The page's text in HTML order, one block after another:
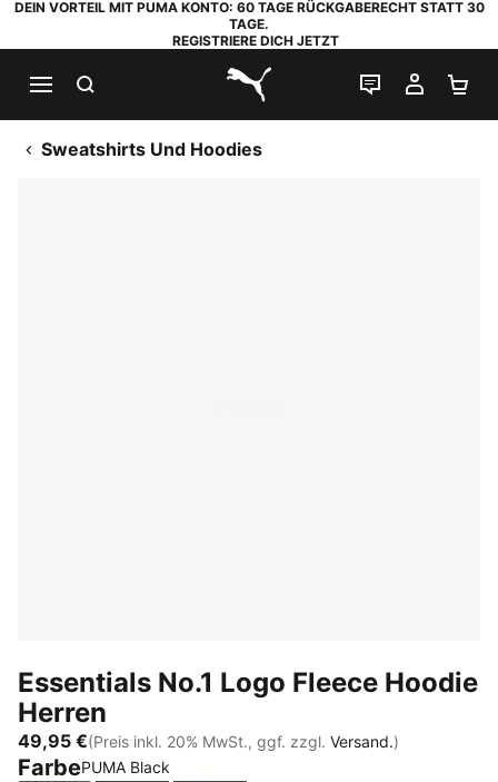
DEIN VORTEIL MIT PUMA KONTO: 60 TAGE RÜCKGABERECHT STATT 30
TAGE.
REGISTRIERE DICH JETZT
PUMA.com
LIVE-CHAT
MEIN
Sweatshirts Und Hoodies
Essentials No.1 Logo Fleece Hoodie
Herren
49,95 €(Preis inkl. 20% MwSt., ggf. zzgl. Versand.)
FarbePUMA Black